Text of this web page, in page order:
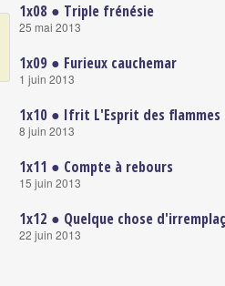
1x08 ● Triple frénésie
25 mai 2013
1x09 ● Furieux cauchemar
1 juin 2013
1x10 ● Ifrit L'Esprit des flammes
8 juin 2013
1x11 ● Compte à rebours
15 juin 2013
1x12 ● Quelque chose
22 juin 2013